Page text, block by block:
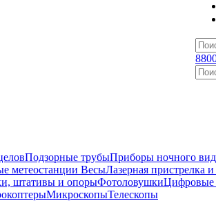
Подзорные трубыПриборы ночного
метеостанции ВесыЛазерная пристрелка
штативы и опорыФотоловушкиЦифровые
МикроскопыТелескопы